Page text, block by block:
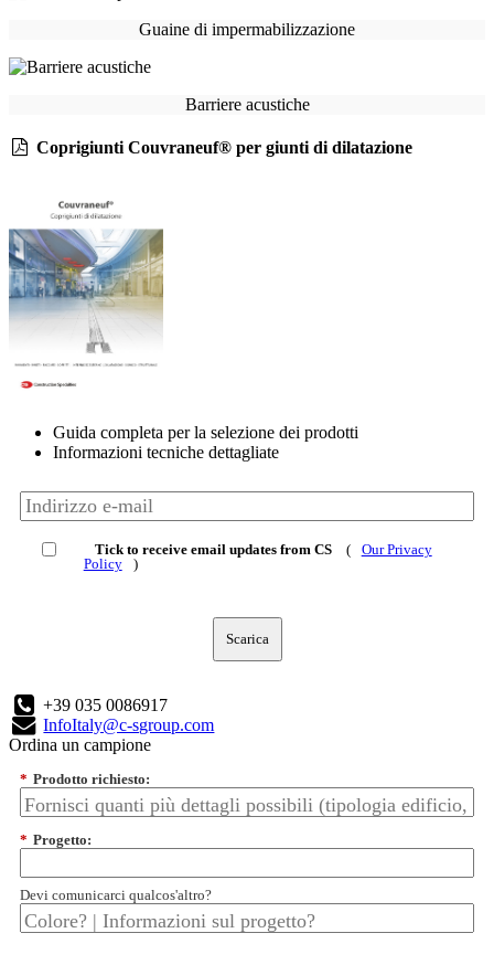
Guaine di impermabilizzazione
Barriere acustiche
Coprigiunti Couvraneuf® per giunti di dilatazione
Guida completa per la selezione dei prodotti
Informazioni tecniche dettagliate
Tick to receive email updates from CS (
Our Privacy
Policy
)
Scarica
+39 035 0086917
InfoItaly@c-sgroup.com
Ordina un campione
* Prodotto richiesto:
* Progetto:
Devi comunicarci qualcos'altro?